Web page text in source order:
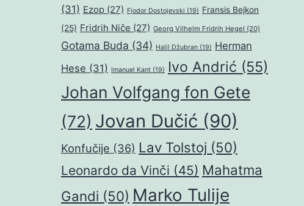
(31) Ezop (27) Fjodor Dostojevski (19) Fransis Bejkon
(25) Fridrih Niče (27) Georg Vilhelm Fridrih Hegel (20)
Gotama Buda (34) Halil Džubran (19) Herman
Hese (31) Imanuel Kant (19) Ivo Andrić (55)
Johan Volfgang fon Gete
(72) Jovan Dučić (90)
Konfučije (36) Lav Tolstoj (50)
Leonardo da Vinči (45) Mahatma
Gandi (50) Marko Tulije